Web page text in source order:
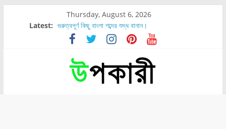
Thursday, August 6, 2026
Latest: গুরুত্বপূর্ণ কিছু বাংলা শব্দের শুদ্ধ বানান।
শরীরের কোন অংশে বেডসোর বেশি হয়?
নাসাল টিউব কতদিন রাখা যায়?
রোগীর পিঠ, কোমর এবং পায়ে বেডসোর দেখা গেলে করণীয় কি?
পার্সিমন ফলের স্বাস্থ্য ও পুষ্টি উপকারিতা।